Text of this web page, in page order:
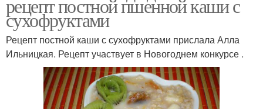
рецепт постной пшенной каши с
сухофруктами
Рецепт постной каши с сухофруктами прислала Алла
Ильницкая. Рецепт участвует в Новогоднем конкурсе .